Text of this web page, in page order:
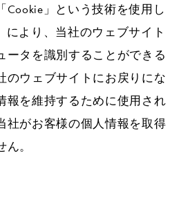
Cookie」という技術を使用し
により、当社のウェブサイト
ータを識別することができる
のウェブサイトにお戻りにな
報を維持するために使用され
社がお客様の個人情報を取得
。